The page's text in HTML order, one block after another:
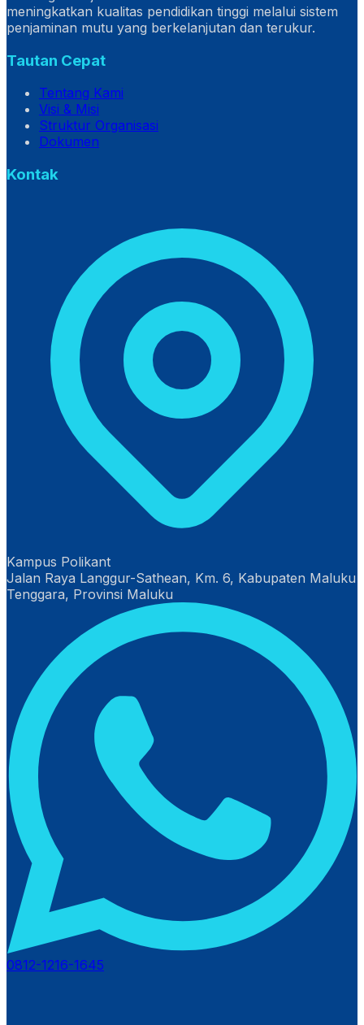
meningkatkan kualitas pendidikan tinggi melalui sistem
penjaminan mutu yang berkelanjutan dan terukur.
Tautan Cepat
Tentang Kami
Visi & Misi
Struktur Organisasi
Dokumen
Kontak
Kampus Polikant
Jalan Raya Langgur-Sathean, Km. 6, Kabupaten Maluku
Tenggara, Provinsi Maluku
0812-1216-1645